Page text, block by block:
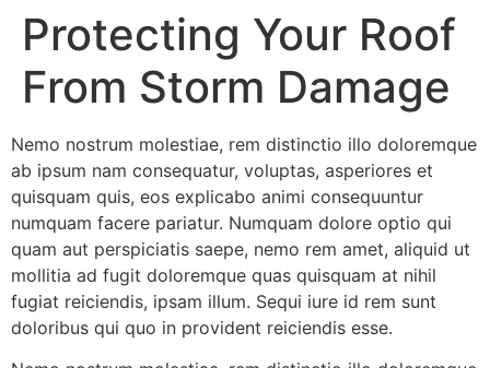
Protecting Your Roof
From Storm Damage
Nemo nostrum molestiae, rem distinctio illo doloremque
ab ipsum nam consequatur, voluptas, asperiores et
quisquam quis, eos explicabo animi consequuntur
numquam facere pariatur. Numquam dolore optio qui
quam aut perspiciatis saepe, nemo rem amet, aliquid ut
mollitia ad fugit doloremque quas quisquam at nihil
fugiat reiciendis, ipsam illum. Sequi iure id rem sunt
doloribus qui quo in provident reiciendis esse.